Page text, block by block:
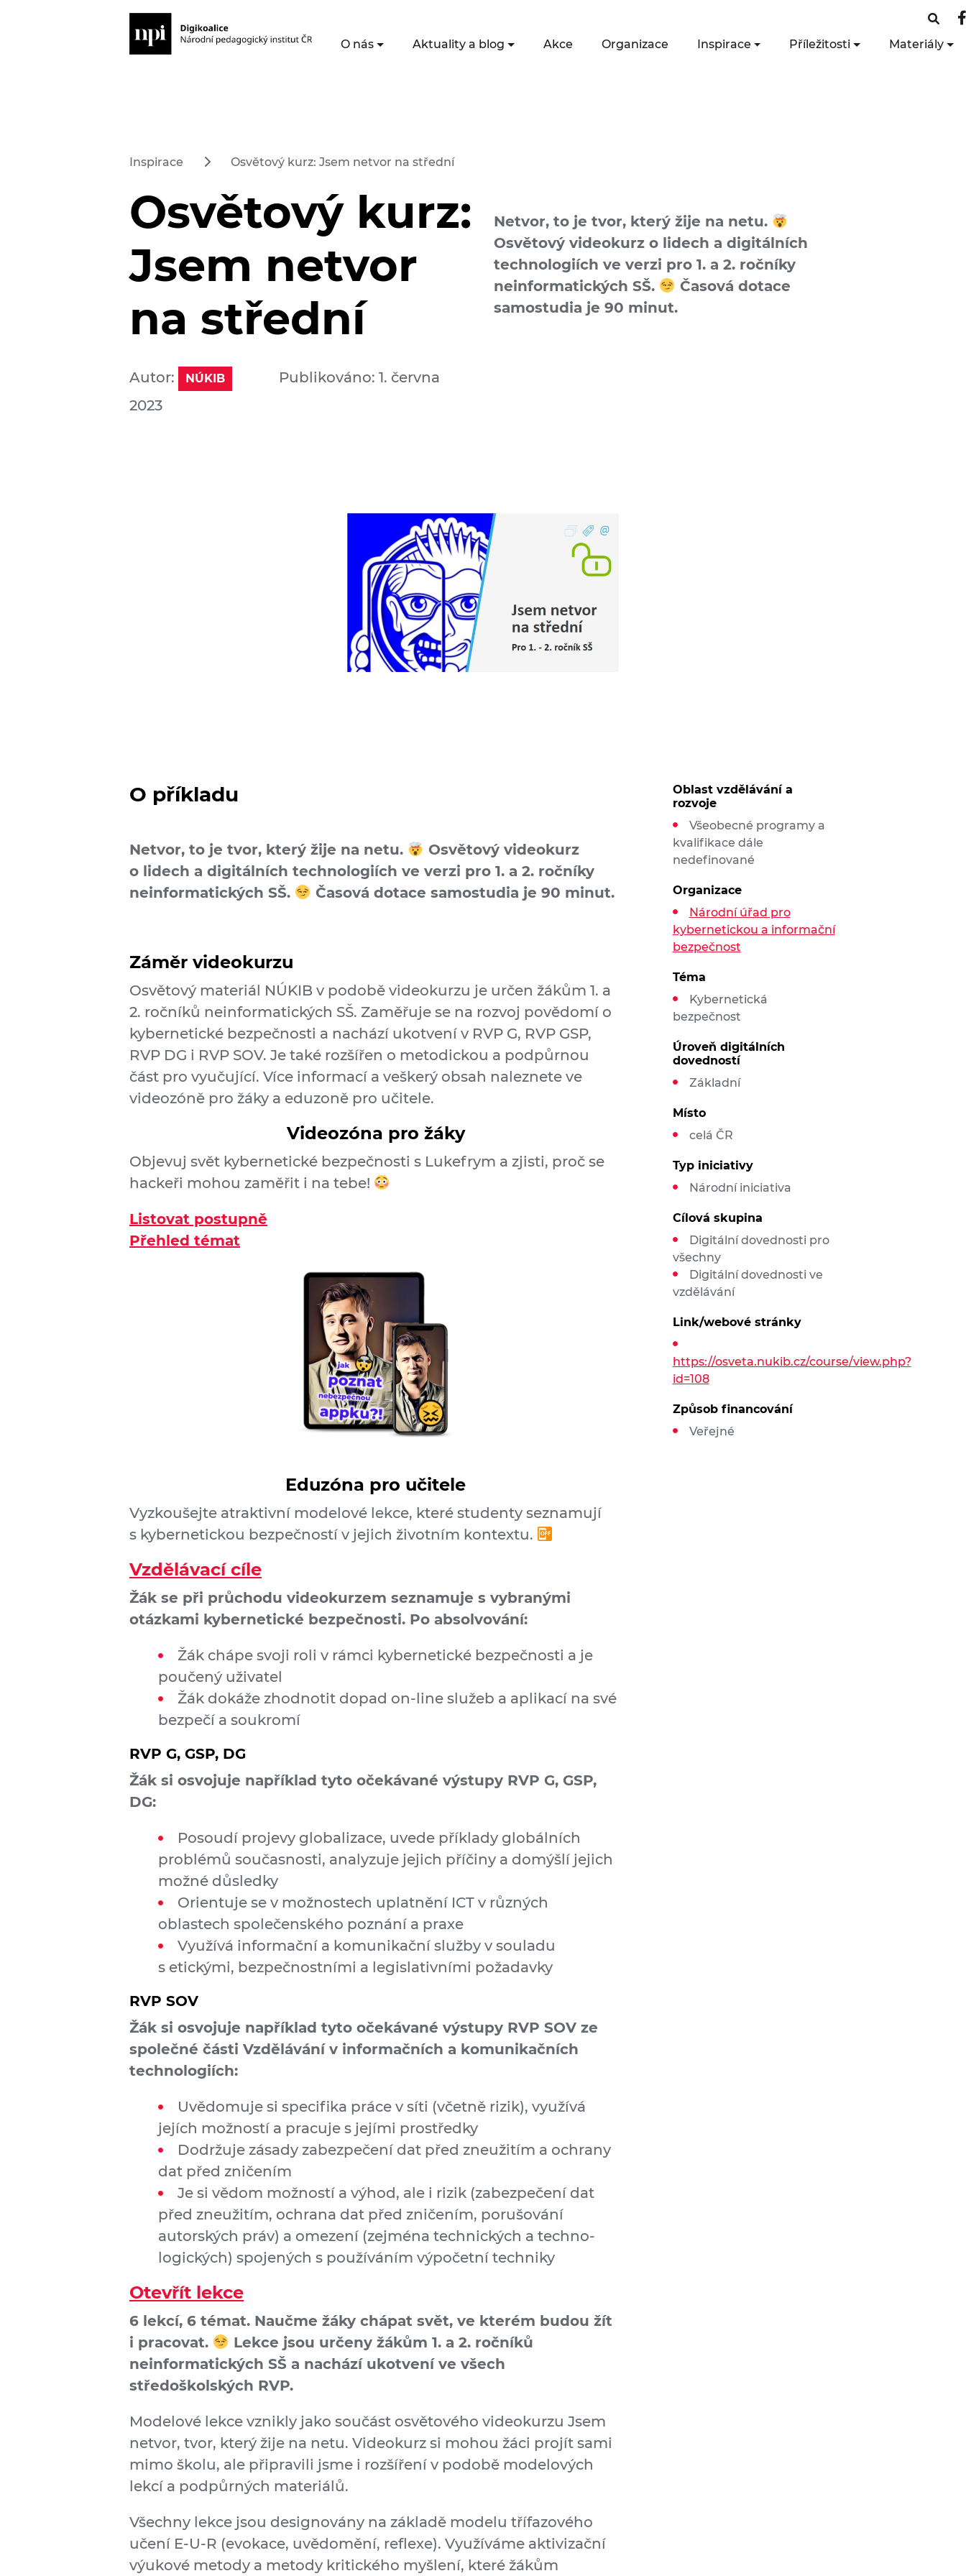
O nás Aktuality a blog Akce Organizace Inspirace Příležitosti Materiály
Inspirace Osvětový kurz: Jsem netvor na střední
Osvětový kurz:
Jsem netvor
na střední
Autor: NÚKIB
Publikováno: 1. června
2023
Netvor, to je tvor, který žije na netu.
Osvětový video­kurz o lidech a digi­tálních
techno­logiích ve verzi pro 1. a 2. ročníky
neinforma­tických SŠ.
Časová dotace
samostudia je 90 minut.
O příkladu
Netvor, to je tvor, který žije na netu.
Osvětový video­kurz
o lidech a digi­tálních techno­logiích ve verzi pro 1. a 2. ročníky
neinforma­tických SŠ.
Časová dotace samostudia je 90 minut.
Záměr videokurzu
Osvětový materiál NÚKIB v podobě video­kurzu je určen žákům 1. a
2. ročníků neinforma­tických SŠ. Zaměřuje se na rozvoj povědomí o
kyber­netické bez­pečnosti a nachází ukotvení v RVP G, RVP GSP,
RVP DG i RVP SOV. Je také rozšířen o metodickou a podpůrnou
část pro vyuču­jící. Více informací a veškerý obsah naleznete ve
videozóně pro žáky a eduzoně pro učitele.
Videozóna pro žáky
Objevuj svět kybernetické bezpečnosti s Lukefrym a zjisti, proč se
hackeři mohou zaměřit i na tebe!
Listovat postupně
Přehled témat
Eduzóna pro učitele
Vyzkoušejte atraktivní modelové lekce, které studenty seznamují
s kybernetickou bezpečností v jejich životním kontextu.
Vzdělávacícíle
Žák se při průchodu video­kurzem seznamuje s vybranými
otázkami kybernetické bezpečnosti. Po absolvo­vání:
Žák chápe svoji roli v rámci kybernetické bezpečnosti a je
poučený uživatel
Žák dokáže zhodnotit dopad on-line služeb a aplikací na své
bezpečí a soukromí
RVP G, GSP, DG
Žák si osvojuje například tyto očekávané výstupy RVP G, GSP,
DG:
Posoudí projevy globalizace, uvede příklady globálních
problémů současnosti, analyzuje jejich příčiny a domýšlí jejich
možné důsledky
Orientuje se v možnostech uplatnění ICT v různých
oblastech společenského poznání a praxe
Využívá informační a komunikační služby v souladu
s etickými, bezpečnostními a legisla­tivními požadavky
RVP SOV
Žák si osvojuje například tyto očekávané výstupy RVP SOV ze
společné části Vzdělávání v informačních a komuni­kačních
technologiích:
Uvědomuje si specifika práce v síti (včetně rizik), využívá
jejích možností a pracuje s jejími prostředky
Dodržuje zásady zabezpečení dat před zneužitím a ochrany
dat před zničením
Je si vědom možností a výhod, ale i rizik (zabezpečení dat
před zneužitím, ochrana dat před zničením, porušování
autorských práv) a omezení (zejména technických a techno­
logických) spojených s používáním výpočetní techniky
Otevřít lekce
6 lekcí, 6 témat. Naučme žáky chápat svět, ve kterém budou žít
i pracovat.
Lekce jsou určeny žákům 1. a 2. ročníků
neinforma­tických SŠ a nachází ukotvení ve všech
středoškolských RVP.
Modelové lekce vznikly jako součást osvětového videokurzu Jsem
netvor, tvor, který žije na netu. Videokurz si mohou žáci projít sami
mimo školu, ale připravili jsme i rozšíření v podobě modelových
lekcí a podpůrných materiálů.
Všechny lekce jsou designovány na základě modelu třífazového
učení E-U-R (evokace, uvědomění, reflexe). Využíváme aktivizační
výukové metody a metody kritického myšlení, které žákům
Oblast vzdělávání a
rozvoje
Všeobecné programy a
kvalifikace dále
nedefinované
Organizace
Národní úřad pro
kybernetickou a informační
bezpečnost
Téma
Kybernetická
bezpečnost
Úroveň digitálních
dovedností
Základní
Místo
celá ČR
Typ iniciativy
Národní iniciativa
Cílová skupina
Digitální dovednosti pro
všechny
Digitální dovednosti ve
vzdělávání
Link/webové stránky
https://osveta.nukib.cz/course/view.php?
id=108
Způsob financování
Veřejné